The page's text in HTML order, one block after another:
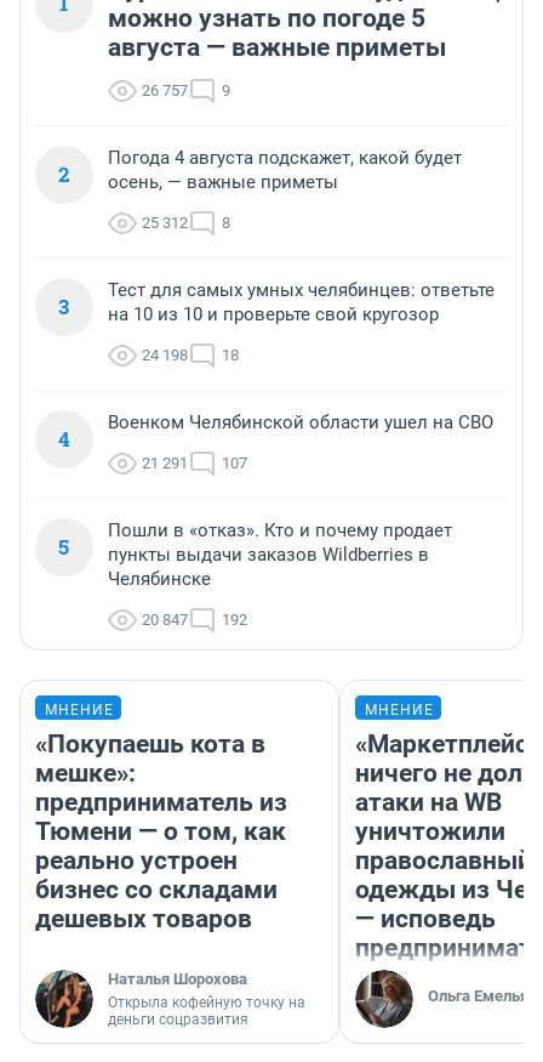
можно узнать по погоде 5
августа — важные приметы
26 757 9
2
Погода 4 августа подскажет, какой будет
осень, — важные приметы
25 312 8
3
Тест для самых умных челябинцев: ответьте
на 10 из 10 и проверьте свой кругозор
24 198 18
4
Военком Челябинской области ушел на СВО
21 291 107
5
Пошли в «отказ». Кто и почему продает
пункты выдачи заказов Wildberries в
Челябинске
20 847 192
МНЕНИЕ
«Покупаешь кота в
мешке»:
предприниматель из
Тюмени — о том, как
реально устроен
бизнес со складами
дешевых товаров
Наталья Шорохова
Открыла кофейную точку на
деньги соцразвития
МНЕНИЕ
«Маркетплейс
ничего не
атаки на WB
уничтожили
православный
одежды из
— исповедь
Ольга